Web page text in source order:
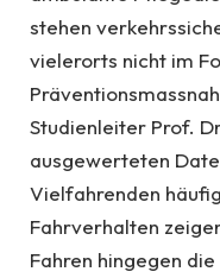
stehen
vielerorts nicht im
Studienleiter Prof.
ausgewerteten
Vielfahrenden
Fahrverhalten
Fahren hingegen